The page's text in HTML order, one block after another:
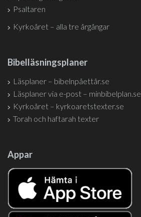
Psaltaren
Kyrkoåret – alla tre årgångar
Bibelläsningsplaner
Läsplaner – bibelnpåettår.se
Läsplaner via e-post – minbibelplan.se
Kyrkoåret – kyrkoaretstexter.se
Torah och haftarah texter
Appar